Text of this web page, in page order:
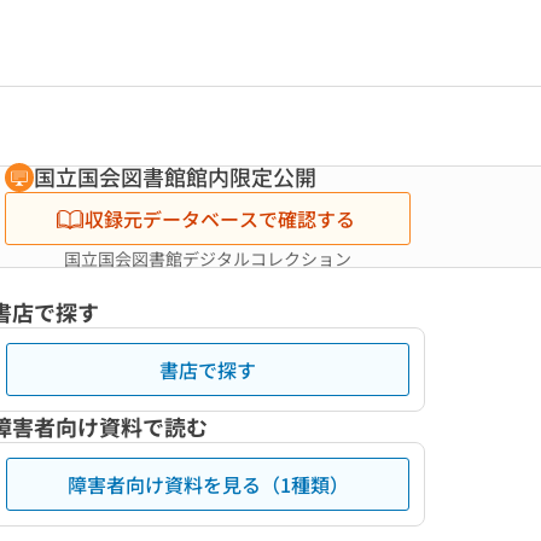
国立国会図書館館内限定公開
収録元データベースで確認する
国立国会図書館デジタルコレクション
店で探す
書店で探す
害者向け資料で読む
障害者向け資料を見る（1種類）